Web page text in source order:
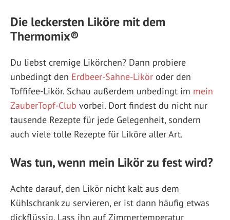
Die leckersten Liköre mit dem
Thermomix®
Du liebst cremige Likörchen? Dann probiere
unbedingt den Erdbeer-Sahne-Likör oder den
Toffifee-Likör. Schau außerdem unbedingt im mein
ZauberTopf-Club vorbei. Dort findest du nicht nur
tausende Rezepte für jede Gelegenheit, sondern
auch viele tolle Rezepte für Liköre aller Art.
Was tun, wenn mein Likör zu fest wird?
Achte darauf, den Likör nicht kalt aus dem
Kühlschrank zu servieren, er ist dann häufig etwas
dickflüssig. Lass ihn auf Zimmertemperatur